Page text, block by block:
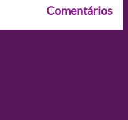
Comentários